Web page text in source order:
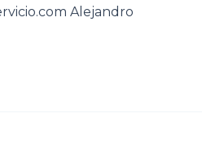
Alejandro